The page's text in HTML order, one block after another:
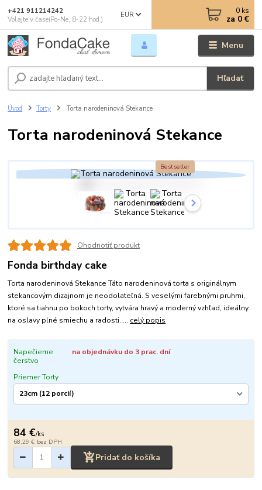
Menu
EUR
Hľadať
+421 911214242
Volajte v čase(Po-Ne, 8-22 hod.)
0 ks
za 0 €
Úvod Torty Torta narodeninová Stekance
Torta narodeninová Stekance
Bestseller
Ohodnotiť produkt
Fonda birthday cake
Torta narodeninová Stekance Táto narodeninová torta s originálnym
stekancovým dizajnom je neodolateľná. S veselými farebnými pruhmi,
ktoré sa tiahnu po bokoch torty, vytvára hravý a moderný vzhľad, ideálny
na oslavy plné smiechu a radosti. ... celý popis
Napečieme
čerstvo
na objednávku do 3 prac. dní
Priemer Torty
84 €/ks
68,29 € bez DPH
Pridať do košíka